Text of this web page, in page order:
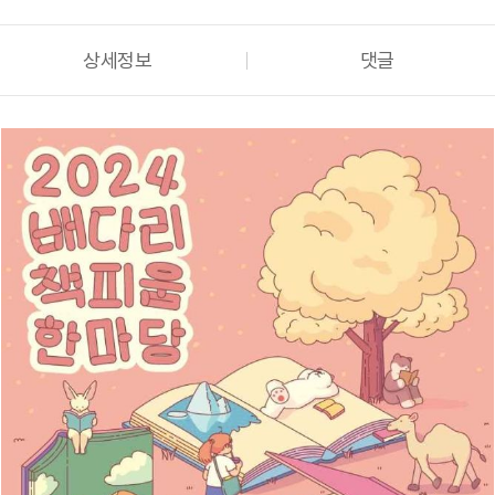
상세정보 댓글